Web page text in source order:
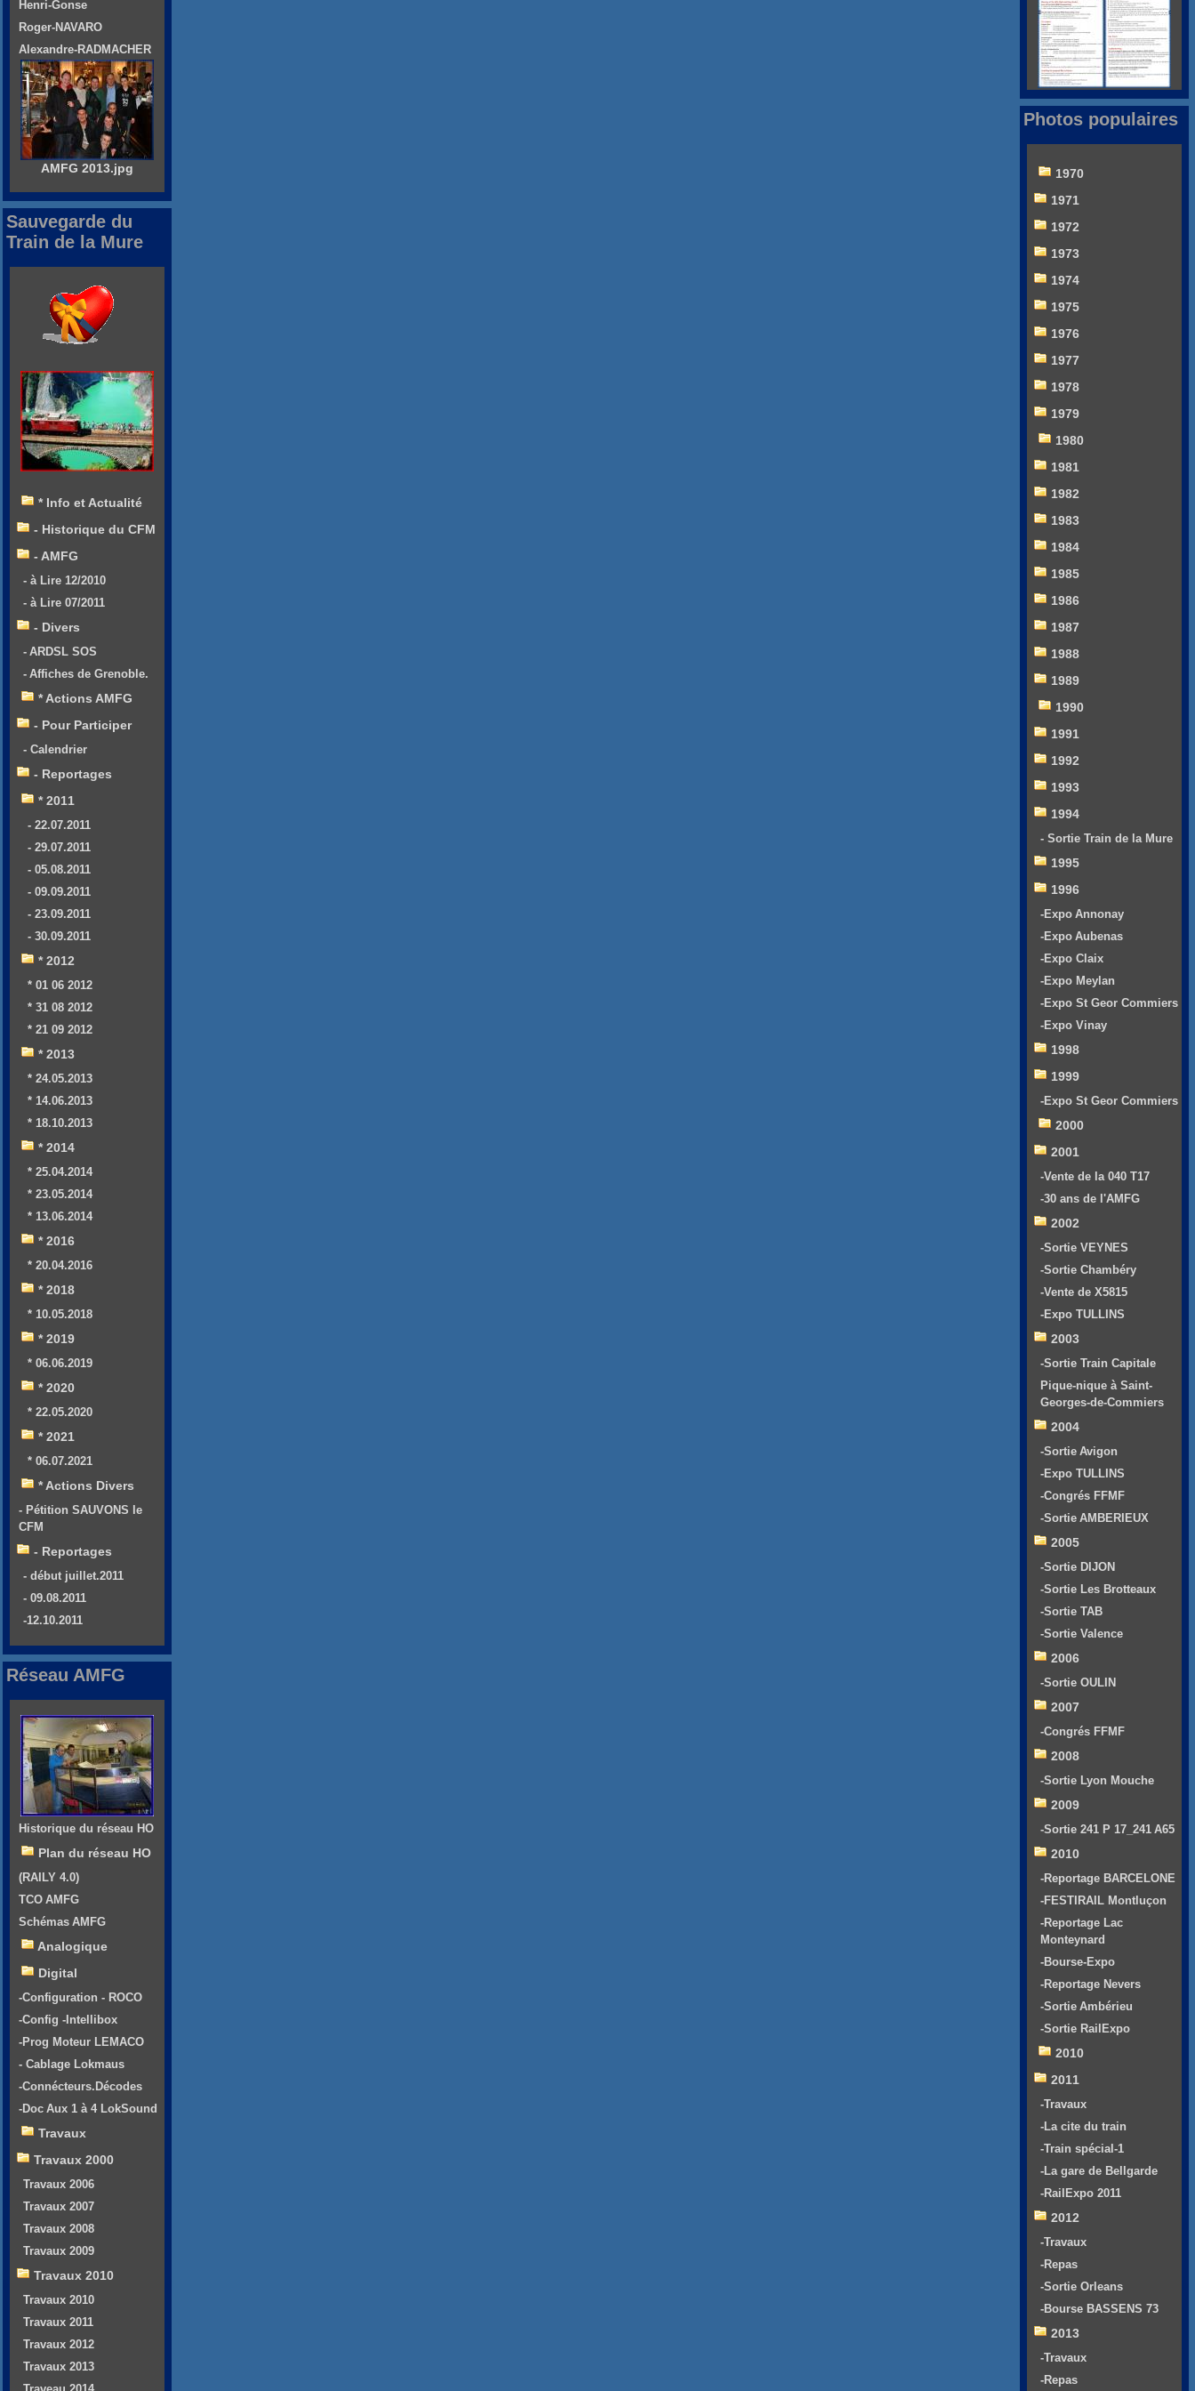
Henri-Gonse
Roger-NAVARO
Alexandre-RADMACHER
AMFG 2013.jpg
Sauvegarde du
Train de la Mure
* Info et Actualité
- Historique du CFM
- AMFG
- à Lire 12/2010
- à Lire 07/2011
- Divers
- ARDSL SOS
- Affiches de Grenoble.
* Actions AMFG
- Pour Participer
- Calendrier
- Reportages
* 2011
- 22.07.2011
- 29.07.2011
- 05.08.2011
- 09.09.2011
- 23.09.2011
- 30.09.2011
* 2012
* 01 06 2012
* 31 08 2012
* 21 09 2012
* 2013
* 24.05.2013
* 14.06.2013
* 18.10.2013
* 2014
* 25.04.2014
* 23.05.2014
* 13.06.2014
* 2016
* 20.04.2016
* 2018
* 10.05.2018
* 2019
* 06.06.2019
* 2020
* 22.05.2020
* 2021
* 06.07.2021
* Actions Divers
- Pétition SAUVONS le
CFM
- Reportages
- début juillet.2011
- 09.08.2011
-12.10.2011
Réseau AMFG
Historique du réseau HO
Plan du réseau HO
(RAILY 4.0)
TCO AMFG
Schémas AMFG
Analogique
Digital
-Configuration - ROCO
-Config -Intellibox
-Prog Moteur LEMACO
- Cablage Lokmaus
-Connécteurs.Décodes
-Doc Aux 1 à 4 LokSound
Travaux
Travaux 2000
Travaux 2006
Travaux 2007
Travaux 2008
Travaux 2009
Travaux 2010
Travaux 2010
Travaux 2011
Travaux 2012
Travaux 2013
Photos populaires
1970
1971
1972
1973
1974
1975
1976
1977
1978
1979
1980
1981
1982
1983
1984
1985
1986
1987
1988
1989
1990
1991
1992
1993
1994
- Sortie Train de la Mure
1995
1996
-Expo Annonay
-Expo Aubenas
-Expo Claix
-Expo Meylan
-Expo St Geor Commiers
-Expo Vinay
1998
1999
-Expo St Geor Commiers
2000
2001
-Vente de la 040 T17
-30 ans de l'AMFG
2002
-Sortie VEYNES
-Sortie Chambéry
-Vente de X5815
-Expo TULLINS
2003
-Sortie Train Capitale
Pique-nique à Saint-
Georges-de-Commiers
2004
-Sortie Avigon
-Expo TULLINS
-Congrés FFMF
-Sortie AMBERIEUX
2005
-Sortie DIJON
-Sortie Les Brotteaux
-Sortie TAB
-Sortie Valence
2006
-Sortie OULIN
2007
-Congrés FFMF
2008
-Sortie Lyon Mouche
2009
-Sortie 241 P 17_241 A65
2010
-Reportage BARCELONE
-FESTIRAIL Montluçon
-Reportage Lac
Monteynard
-Bourse-Expo
-Reportage Nevers
-Sortie Ambérieu
-Sortie RailExpo
2010
2011
-Travaux
-La cite du train
-Train spécial-1
-La gare de Bellgarde
-RailExpo 2011
2012
-Travaux
-Repas
-Sortie Orleans
-Bourse BASSENS 73
2013
-Travaux
-Repas